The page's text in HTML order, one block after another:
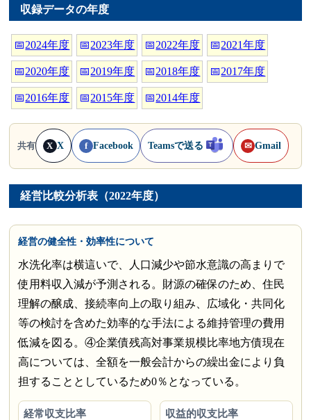
収録データの年度
📅2024年度 📅2023年度 📅2022年度 📅2021年度
📅2020年度 📅2019年度 📅2018年度 📅2017年度
📅2016年度 📅2015年度 📅2014年度
共有 X X f Facebook Teamsで送る ✉ Gmail
経営比較分析表（2022年度）
経営の健全性・効率性について
水洗化率は横這いで、人口減少や節水意識の高まりで
使用料収入減が予測される。財源の確保のため、住民
理解の醸成、接続率向上の取り組み、広域化・共同化
等の検討を含めた効率的な手法による維持管理の費用
低減を図る。④企業債残高対事業規模比率地方債現在
高については、全額を一般会計からの繰出金により負
担することとしているため0％となっている。
経常収支比率 収益的収支比率